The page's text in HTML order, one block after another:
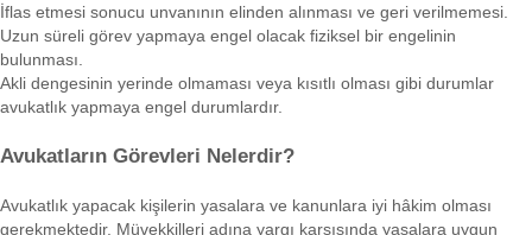
İflas etmesi sonucu unvanının elinden alınması ve geri verilmemesi.
Uzun süreli görev yapmaya engel olacak fiziksel bir engelinin
bulunması.
Akli dengesinin yerinde olmaması veya kısıtlı olması gibi durumlar
avukatlık yapmaya engel durumlardır.
Avukatların Görevleri Nelerdir?
Avukatlık yapacak kişilerin yasalara ve kanunlara iyi hâkim olması
gerekmektedir. Müvekkilleri adına yargı karşısında yasalara uygun